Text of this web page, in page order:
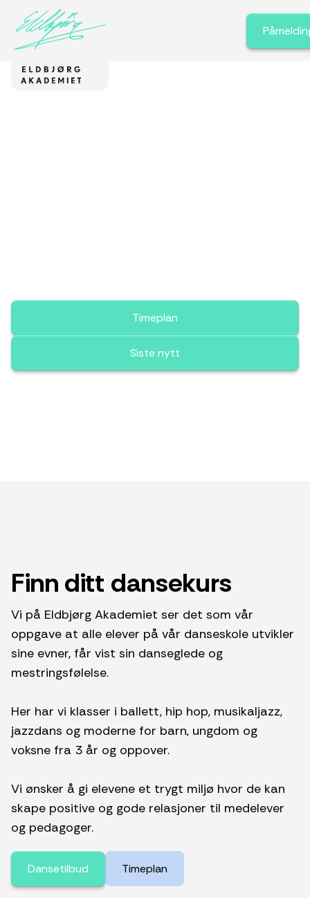
Timeplan
Siste nytt
Finn ditt dansekurs
Vi på Eldbjørg Akademiet ser det som vår
oppgave at alle elever på vår danseskole utvikler
sine evner, får vist sin danseglede og
mestringsfølelse.
Her har vi klasser i ballett, hip hop, musikaljazz,
jazzdans og moderne for barn, ungdom og
voksne fra 3 år og oppover.
Vi ønsker å gi elevene et trygt miljø hvor de kan
skape positive og gode relasjoner til medelever
og pedagoger.
Dansetilbud Timeplan